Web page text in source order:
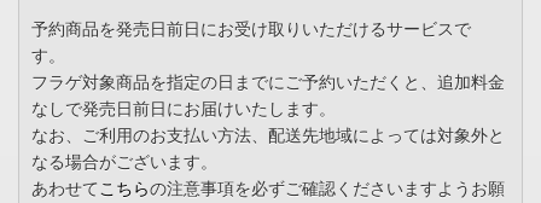
予約商品を発売日前日にお受け取りいただけるサービスで
す。
フラゲ対象商品を指定の日までにご予約いただくと、追加料金
なしで発売日前日にお届けいたします。
なお、ご利用のお支払い方法、配送先地域によっては対象外と
なる場合がございます。
あわせてこちらの注意事項を必ずご確認くださいますようお願